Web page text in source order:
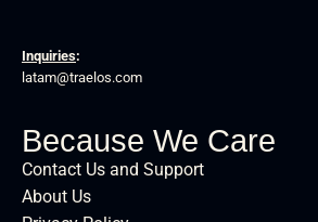
Inquiries:
latam@traelos.com
Because We Care
Contact Us and Support
About Us